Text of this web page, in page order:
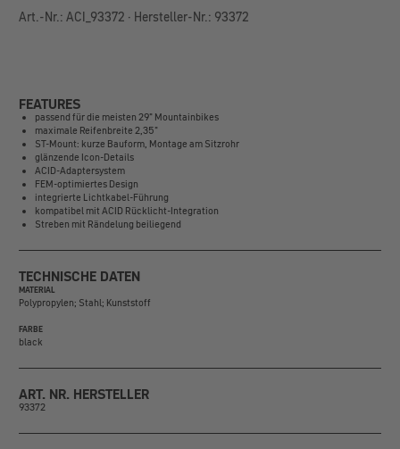
Art.-Nr.: ACI_93372 · Hersteller-Nr.: 93372
FEATURES
passend für die meisten 29" Mountainbikes
maximale Reifenbreite 2,35"
ST-Mount: kurze Bauform, Montage am Sitzrohr
glänzende Icon-Details
ACID-Adaptersystem
FEM-optimiertes Design
integrierte Lichtkabel-Führung
kompatibel mit ACID Rücklicht-Integration
Streben mit Rändelung beiliegend
TECHNISCHE DATEN
MATERIAL
Polypropylen; Stahl; Kunststoff
FARBE
black
ART. NR. HERSTELLER
93372